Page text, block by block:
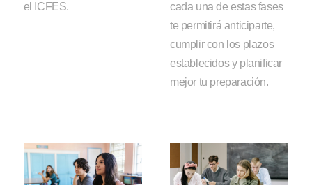
el ICFES.
cada una de estas fases
te permitirá anticiparte,
cumplir con los plazos
establecidos y planificar
mejor tu preparación.